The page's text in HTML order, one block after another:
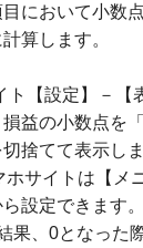
において小数
算します。
ト【設定】－【
益の小数点を
捨てて表示しま
サイトは【メ
設定できます。
果、0となった